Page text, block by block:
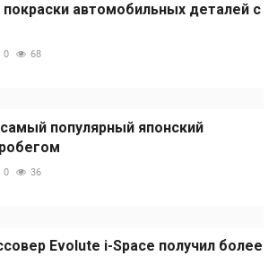
автомобильных деталей с
0 68
популярный японский
0 36
Evolute i-Space получил более